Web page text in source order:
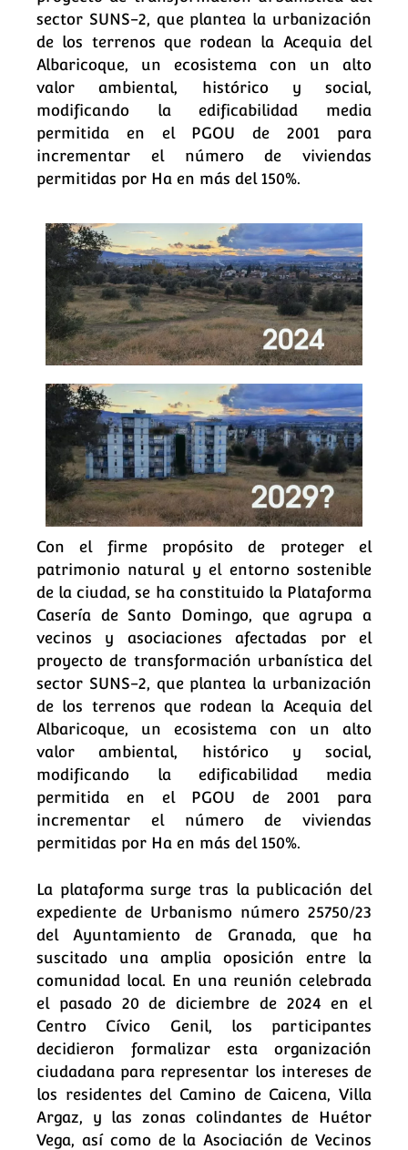
sector SUNS-2, que plantea la urbanización
de los terrenos que rodean la Acequia del
Albaricoque, un ecosistema con un alto
valor ambiental, histórico y social,
modificando la edificabilidad media
permitida en el PGOU de 2001 para
incrementar el número de viviendas
permitidas por Ha en más del 150%.
Con el firme propósito de proteger el
patrimonio natural y el entorno sostenible
de la ciudad, se ha constituido la Plataforma
Casería de Santo Domingo, que agrupa a
vecinos y asociaciones afectadas por el
proyecto de transformación urbanística del
sector SUNS-2, que plantea la urbanización
de los terrenos que rodean la Acequia del
Albaricoque, un ecosistema con un alto
valor ambiental, histórico y social,
modificando la edificabilidad media
permitida en el PGOU de 2001 para
incrementar el número de viviendas
permitidas por Ha en más del 150%.
La plataforma surge tras la publicación del
expediente de Urbanismo número 25750/23
del Ayuntamiento de Granada, que ha
suscitado una amplia oposición entre la
comunidad local. En una reunión celebrada
el pasado 20 de diciembre de 2024 en el
Centro Cívico Genil, los participantes
decidieron formalizar esta organización
ciudadana para representar los intereses de
los residentes del Camino de Caicena, Villa
Argaz, y las zonas colindantes de Huétor
Vega, así como de la Asociación de Vecinos